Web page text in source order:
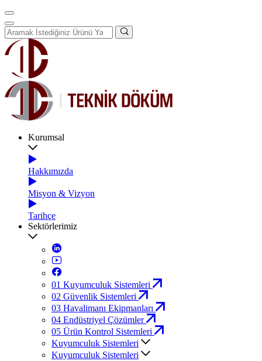
Kurumsal
Hakkımızda
Misyon & Vizyon
Tarihçe
Sektörlerimiz
01 Kuyumculuk Sistemleri
02 Güvenlik Sistemleri
03 Havalimanı Ekipmanları
04 Endüstriyel Çözümler
05 Ürün Kontrol Sistemleri
Kuyumculuk Sistemleri
Kuyumculuk Sistemleri